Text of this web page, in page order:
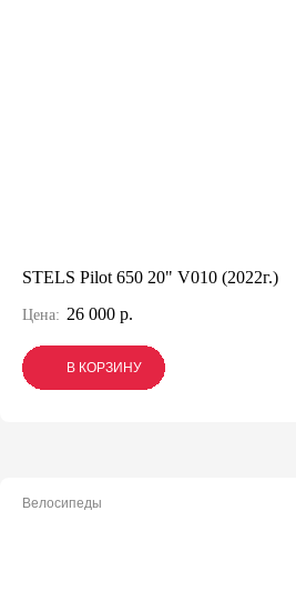
STELS Pilot 650 20" V010 (2022г.)
Цена: 26 000 р.
В КОРЗИНУ
В КОРЗИНУ
В КОРЗИНУ
Велосипеды